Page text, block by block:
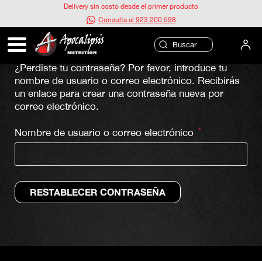
Delivery sin costo desde el primer producto
Consulta al 923 200 598
CONTRASEÑA PERDIDA
¿Perdiste tu contraseña? Por favor, introduce tu
nombre de usuario o correo electrónico. Recibirás
un enlace para crear una contraseña nueva por
correo electrónico.
Nombre de usuario o correo electrónico *Obligatorio
RESTABLECER CONTRASEÑA